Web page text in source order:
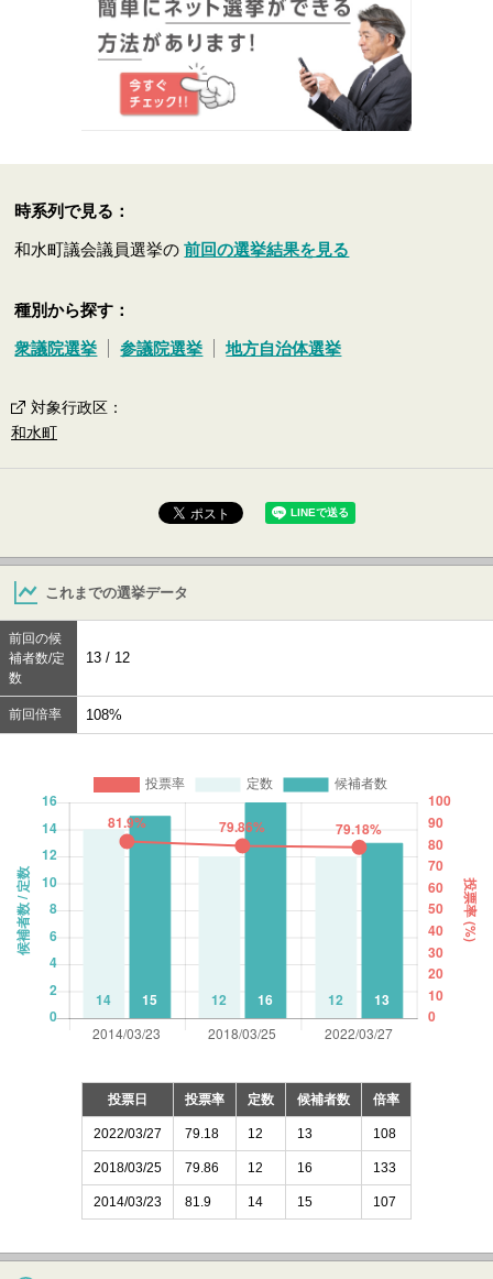
時系列で見る：
和水町議会議員選挙の前回の選挙結果を見る
種別から探す：
衆議院選挙 参議院選挙 地方自治体選挙
対象行政区 ：
和水町
これまでの選挙データ
前回の候
補者数/定
数
13 / 12
前回倍率 108%
投票日 投票率 定数 候補者数 倍率
2022/03/27 79.18 12 13 108
2018/03/25 79.86 12 16 133
2014/03/23 81.9 14 15 107